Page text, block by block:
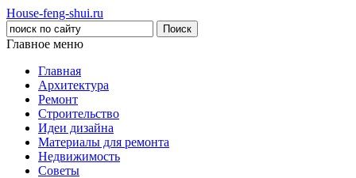
House-feng-shui.ru
Главное меню
Главная
Архитектура
Ремонт
Строительство
Идеи дизайна
Материалы для ремонта
Недвижимость
Советы